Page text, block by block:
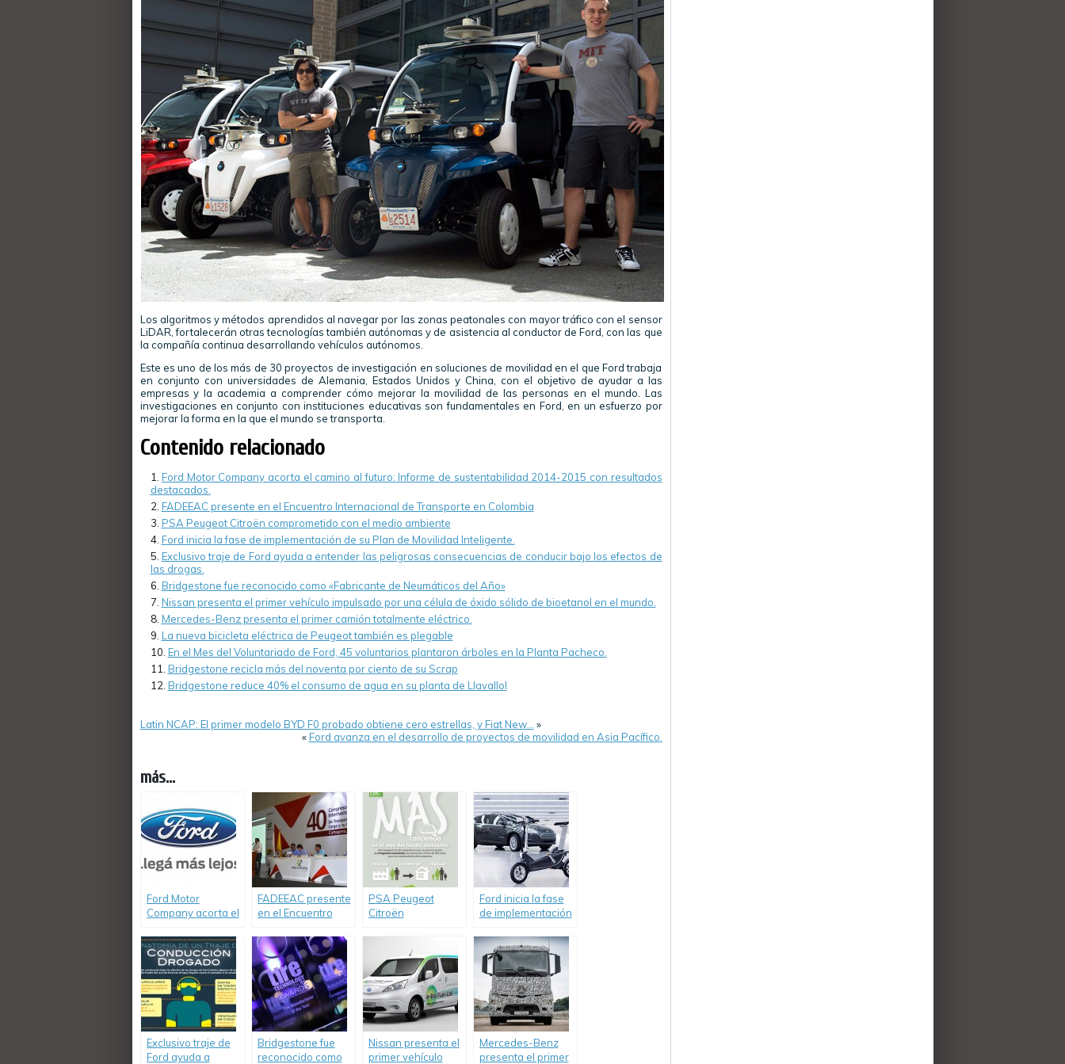
Los algoritmos y métodos aprendidos al navegar por las zonas peatonales con mayor tráfico con el sensor
LiDAR, fortalecerán otras tecnologías también autónomas y de asistencia al conductor de Ford, con las que
la compañía continua desarrollando vehículos autónomos.
Este es uno de los más de 30 proyectos de investigación en soluciones de movilidad en el que Ford trabaja
en conjunto con universidades de Alemania, Estados Unidos y China, con el objetivo de ayudar a las
empresas y la academia a comprender cómo mejorar la movilidad de las personas en el mundo. Las
investigaciones en conjunto con instituciones educativas son fundamentales en Ford, en un esfuerzo por
mejorar la forma en la que el mundo se transporta.
Contenido relacionado
Ford Motor Company acorta el camino al futuro: Informe de sustentabilidad 2014-2015 con resultados
destacados.
FADEEAC presente en el Encuentro Internacional de Transporte en Colombia
PSA Peugeot Citroën comprometido con el medio ambiente
Ford inicia la fase de implementación de su Plan de Movilidad Inteligente.
Exclusivo traje de Ford ayuda a entender las peligrosas consecuencias de conducir bajo los efectos de
las drogas.
Bridgestone fue reconocido como «Fabricante de Neumáticos del Año»
Nissan presenta el primer vehículo impulsado por una célula de óxido sólido de bioetanol en el mundo.
Mercedes-Benz presenta el primer camión totalmente eléctrico.
La nueva bicicleta eléctrica de Peugeot también es plegable
En el Mes del Voluntariado de Ford, 45 voluntarios plantaron árboles en la Planta Pacheco.
Bridgestone recicla más del noventa por ciento de su Scrap
Bridgestone reduce 40% el consumo de agua en su planta de Llavallol
Latin NCAP: El primer modelo BYD F0 probado obtiene cero estrellas, y Fiat New…
»
«Ford avanza en el desarrollo de proyectos de movilidad en Asia Pacífico.
más...
Ford Motor
Company acorta el
Informe de
sustentabilidad
2014-2015 con
resultados
destacados.
FADEEAC presente
en el Encuentro
Transporte en
Colombia
PSA Peugeot
Citroën
Ford inicia la fase
de implementación
Movilidad
Inteligente.
Exclusivo traje de
Ford ayuda a
Bridgestone fue
reconocido como
Nissan presenta el
primer vehículo
Mercedes-Benz
presenta el primer